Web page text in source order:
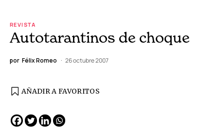
REVISTA
Autotarantinos de choque
por Félix Romeo 26 octubre 2007
AÑADIR A FAVORITOS